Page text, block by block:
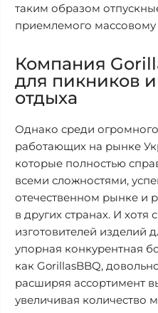
таким образом
приемлемого массовому
Компания
для пикников
отдыха
Однако среди
работающих на рынке
которые полностью
всеми сложностями,
отечественном рынке и
в других странах. И хотя
изготовителей изделий
упорная конкурентная
как GorillasBBQ,
расширяя ассортимент
увеличивая количество